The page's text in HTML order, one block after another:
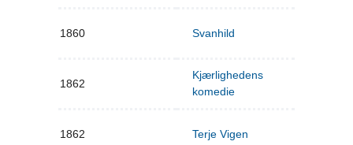
1860 Svanhild
1862
Kjærlighedens
komedie
1862 Terje Vigen